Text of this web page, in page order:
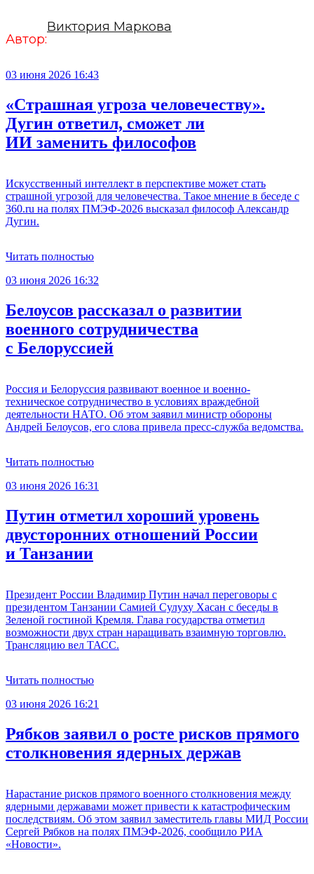
Автор:
Виктория Маркова
03 июня 2026 16:43
«Страшная угроза человечеству».
Дугин ответил, сможет ли
ИИ заменить философов
Искусственный интеллект в перспективе может стать
страшной угрозой для человечества. Такое мнение в беседе с
360.ru на полях ПМЭФ-2026 высказал философ Александр
Дугин.
Читать полностью
03 июня 2026 16:32
Белоусов рассказал о развитии
военного сотрудничества
с Белоруссией
Россия и Белоруссия развивают военное и военно-
техническое сотрудничество в условиях враждебной
деятельности НАТО. Об этом заявил министр обороны
Андрей Белоусов, его слова привела пресс-служба ведомства.
Читать полностью
03 июня 2026 16:31
Путин отметил хороший уровень
двусторонних отношений России
и Танзании
Президент России Владимир Путин начал переговоры с
президентом Танзании Самией Сулуху Хасан с беседы в
Зеленой гостиной Кремля. Глава государства отметил
возможности двух стран наращивать взаимную торговлю.
Трансляцию вел ТАСС.
Читать полностью
03 июня 2026 16:21
Рябков заявил о росте рисков прямого
столкновения ядерных держав
Нарастание рисков прямого военного столкновения между
ядерными державами может привести к катастрофическим
последствиям. Об этом заявил заместитель главы МИД России
Сергей Рябков на полях ПМЭФ-2026, сообщило РИА
«Новости».